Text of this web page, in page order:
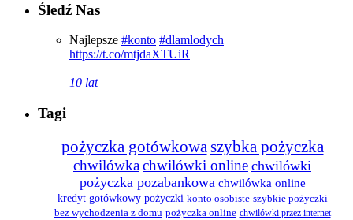
Śledź Nas
Najlepsze #konto #dlamlodych
https://t.co/mtjdaXTUiR
10 lat
Tagi
pożyczka gotówkowa szybka pożyczka
chwilówkachwilówki online chwilówki
pożyczka pozabankowa chwilówka online
kredyt gotówkowy pożyczki konto osobiste szybkie pożyczki
bez wychodzenia z domu pożyczka online chwilówki przez internet